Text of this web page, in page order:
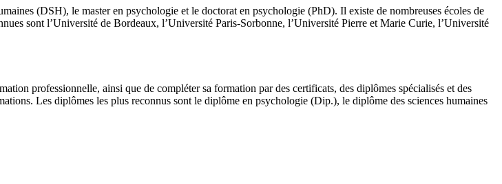
(DSH), le master en psychologie et le doctorat en psychologie (PhD). Il existe de nombreuses écoles de
sont l’Université de Bordeaux, l’Université Paris-Sorbonne, l’Université Pierre et Marie Curie, l’Université
professionnelle, ainsi que de compléter sa formation par des certificats, des diplômes spécialisés et des
Les diplômes les plus reconnus sont le diplôme en psychologie (Dip.), le diplôme des sciences humaines